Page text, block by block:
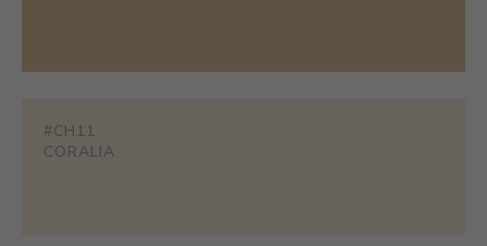
#CH11
CORALIA